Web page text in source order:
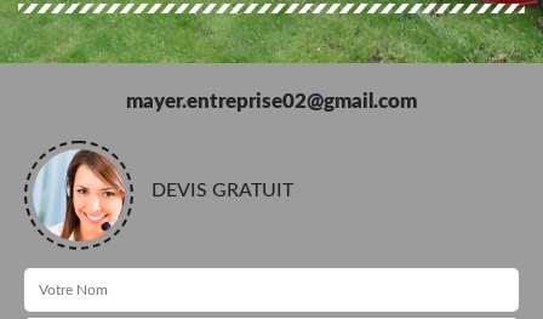
mayer.entreprise02@gmail.com
DEVIS GRATUIT